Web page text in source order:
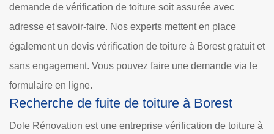
demande de vérification de toiture soit assurée avec
adresse et savoir-faire. Nos experts mettent en place
également un devis vérification de toiture à Borest gratuit et
sans engagement. Vous pouvez faire une demande via le
formulaire en ligne.
Recherche de fuite de toiture à Borest
Dole Rénovation est une entreprise vérification de toiture à